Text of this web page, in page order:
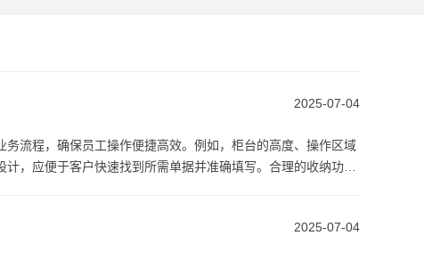
2025-07-04
流程，确保员工操作便捷高效。例如，柜台的高度、操作区域
，应便于客户快速找到所需单据并准确填写。合理的收纳功
2025-07-04